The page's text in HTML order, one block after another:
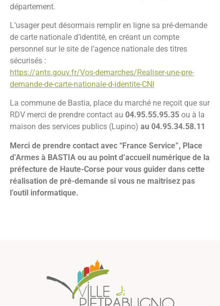
département.
L’usager peut désormais remplir en ligne sa pré-demande
de carte nationale d’identité, en créant un compte
personnel sur le site de l’agence nationale des titres
sécurisés :
https://ants.gouv.fr/Vos-demarches/Realiser-une-pre-
demande-de-carte-nationale-d-identite-CNI
La commune de Bastia, place du marché ne reçoit que sur
RDV merci de prendre contact au 04.95.55.95.35 ou à la
maison des services publics (Lupino) au 04.95.34.58.11
Merci de prendre contact avec “France Service”, Place
d’Armes à BASTIA ou au point d’accueil numérique de la
préfecture de Haute-Corse pour vous guider dans cette
réalisation de pré-demande si vous ne maitrisez pas
l’outil informatique.